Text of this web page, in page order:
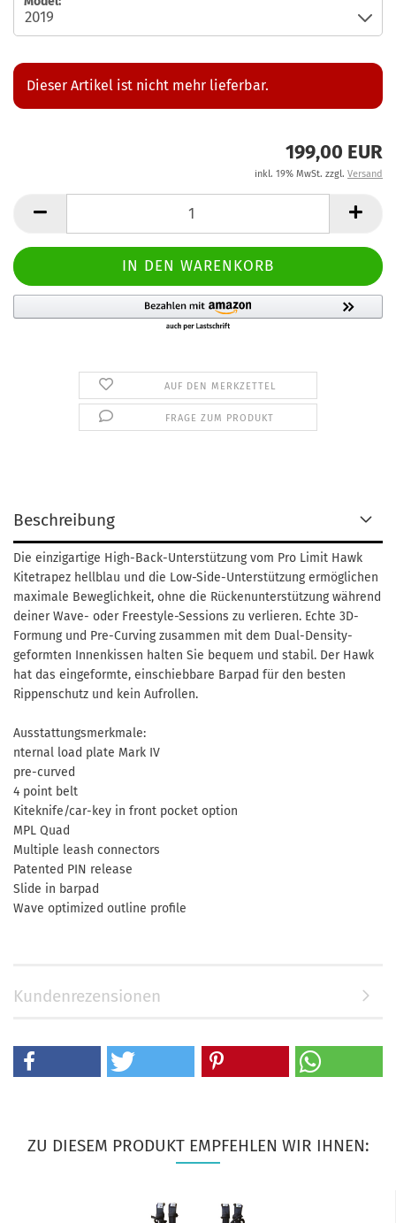
Dieser Artikel ist nicht mehr lieferbar.
199,00 EUR
inkl. 19% MwSt. zzgl. Versand
AUF DEN MERKZETTEL
FRAGE ZUM PRODUKT
Beschreibung
Die einzigartige High-Back-Unterstützung vom Pro Limit Hawk
Kitetrapez hellblau und die Low-Side-Unterstützung ermöglichen
maximale Beweglichkeit, ohne die Rückenunterstützung während
deiner Wave- oder Freestyle-Sessions zu verlieren. Echte 3D-
Formung und Pre-Curving zusammen mit dem Dual-Density-
geformten Innenkissen halten Sie bequem und stabil. Der Hawk
hat das eingeformte, einschiebbare Barpad für den besten
Rippenschutz und kein Aufrollen.
Ausstattungsmerkmale:
nternal load plate Mark IV
pre-curved
4 point belt
Kiteknife/car-key in front pocket option
MPL Quad
Multiple leash connectors
Patented PIN release
Slide in barpad
Wave optimized outline profile
Kundenrezensionen
ZU DIESEM PRODUKT EMPFEHLEN WIR IHNEN: